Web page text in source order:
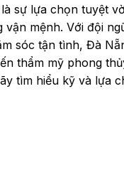
sự lựa chọn tuyệt
mệnh. Với đội
sóc tận tình, Đà
thẩm mỹ phong
tìm hiểu kỹ và lựa